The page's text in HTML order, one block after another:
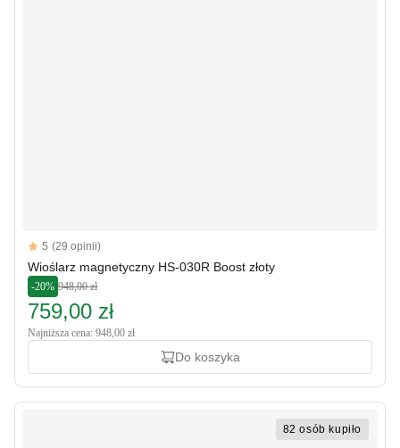
Reviews
5 out of 5 stars
5 (29 opinii)
Wioślarz magnetyczny HS-030R Boost złoty
-20% 948,00 zł
759,00 zł
Najniższa cena: 948,00 zł
Do koszyka
82 osób kupiło